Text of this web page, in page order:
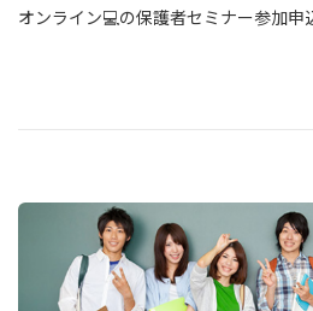
オンライン💻の保護者セミナー参加申